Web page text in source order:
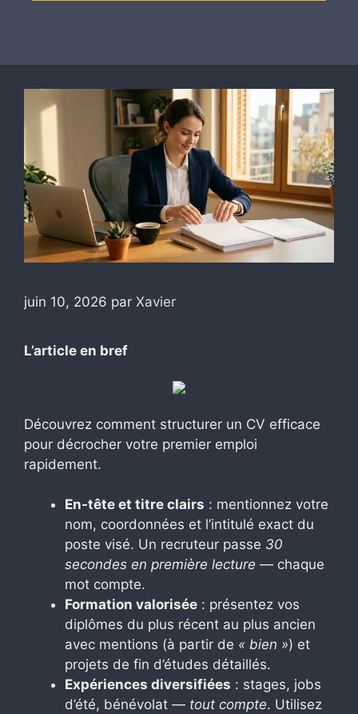
juin 10, 2026 par Xavier
L’article en bref
Découvrez comment structurer un CV efficace
pour décrocher votre premier emploi
rapidement.
En-tête et titre clairs : mentionnez votre
nom, coordonnées et l’intitulé exact du
poste visé. Un recruteur passe 30
secondes en première lecture — chaque
mot compte.
Formation valorisée : présentez vos
diplômes du plus récent au plus ancien
avec mentions (à partir de « bien ») et
projets de fin d’études détaillés.
Expériences diversifiées : stages, jobs
d’été, bénévolat — tout compte. Utilisez